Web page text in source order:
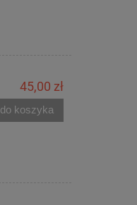
45,00 zł
do koszyka